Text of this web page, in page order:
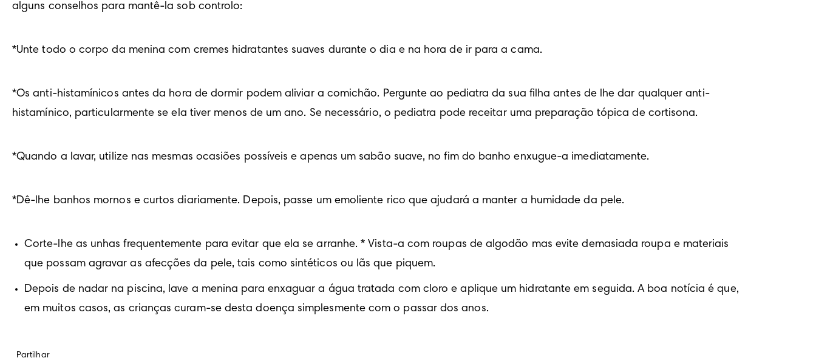
alguns conselhos para mantê-la sob controlo:
*Unte todo o corpo da menina com cremes hidratantes suaves durante o dia e na hora de ir para a cama.
*Os anti-histamínicos antes da hora de dormir podem aliviar a comichão. Pergunte ao pediatra da sua filha antes de lhe dar qualquer anti-
histamínico, particularmente se ela tiver menos de um ano. Se necessário, o pediatra pode receitar uma preparação tópica de cortisona.
*Quando a lavar, utilize nas mesmas ocasiões possíveis e apenas um sabão suave, no fim do banho enxugue-a imediatamente.
*Dê-lhe banhos mornos e curtos diariamente. Depois, passe um emoliente rico que ajudará a manter a humidade da pele.
Corte-lhe as unhas frequentemente para evitar que ela se arranhe. * Vista-a com roupas de algodão mas evite demasiada roupa e materiais
que possam agravar as afecções da pele, tais como sintéticos ou lãs que piquem.
Depois de nadar na piscina, lave a menina para enxaguar a água tratada com cloro e aplique um hidratante em seguida. A boa notícia é que,
em muitos casos, as crianças curam-se desta doença simplesmente com o passar dos anos.
Partilhar